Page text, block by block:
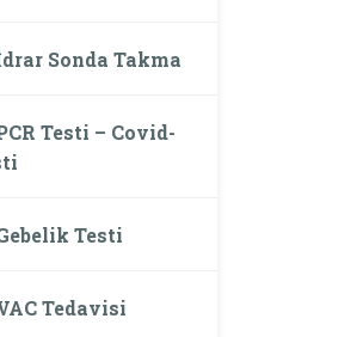
Sonda Takma
Testi – Covid-
Testi
Tedavisi